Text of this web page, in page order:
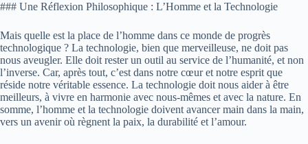
### Une Réflexion Philosophique : L’Homme et la Technologie
Mais quelle est la place de l’homme dans ce monde de progrès
technologique ? La technologie, bien que merveilleuse, ne doit pas
nous aveugler. Elle doit rester un outil au service de l’humanité, et non
l’inverse. Car, après tout, c’est dans notre cœur et notre esprit que
réside notre véritable essence. La technologie doit nous aider à être
meilleurs, à vivre en harmonie avec nous-mêmes et avec la nature. En
somme, l’homme et la technologie doivent avancer main dans la main,
vers un avenir où règnent la paix, la durabilité et l’amour.